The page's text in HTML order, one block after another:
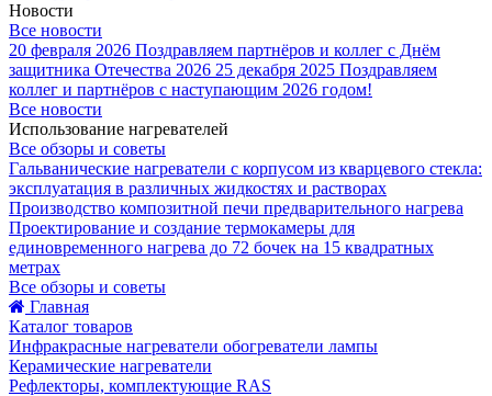
Новости
Все новости
20 февраля 2026 Поздравляем партнёров и коллег с Днём
защитника Отечества 2026 25 декабря 2025 Поздравляем
коллег и партнёров с наступающим 2026 годом!
Все новости
Использование нагревателей
Все обзоры и советы
Гальванические нагреватели с корпусом из кварцевого стекла:
эксплуатация в различных жидкостях и растворах
Производство композитной печи предварительного нагрева
Проектирование и создание термокамеры для
единовременного нагрева до 72 бочек на 15 квадратных
метрах
Все обзоры и советы
Главная
Каталог товаров
Инфракрасные нагреватели обогреватели лампы
Керамические нагреватели
Рефлекторы, комплектующие RAS